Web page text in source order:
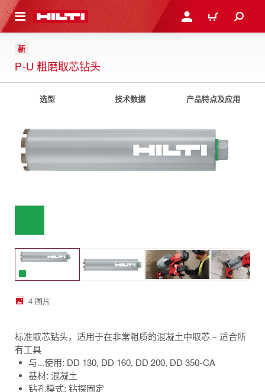
到主页 登录或注册购物车
新
P-U 粗磨取芯钻头
选型 技术数据 产品特点及应用
4 图片
标准取芯钻头，适用于在非常粗质的混凝土中取芯 – 适合所
有工具
与...使用: DD 130, DD 160, DD 200, DD 350-CA
基材: 混凝土
钻孔模式: 钻探固定